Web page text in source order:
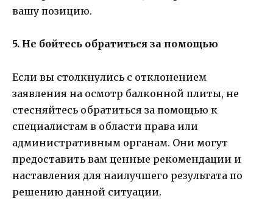
вашу позицию.
5. Не бойтесь обратиться за помощью
Если вы столкнулись с отклонением
заявления на осмотр балконной плиты, не
стесняйтесь обратиться за помощью к
специалистам в области права или
административным органам. Они могут
предоставить вам ценные рекомендации и
наставления для наилучшего результата по
решению данной ситуации.